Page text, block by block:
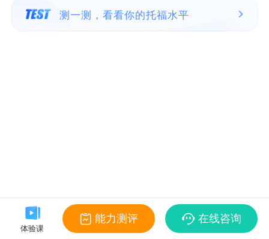
测一测，看看你的托福水平
体验课
能力测评 在线咨询